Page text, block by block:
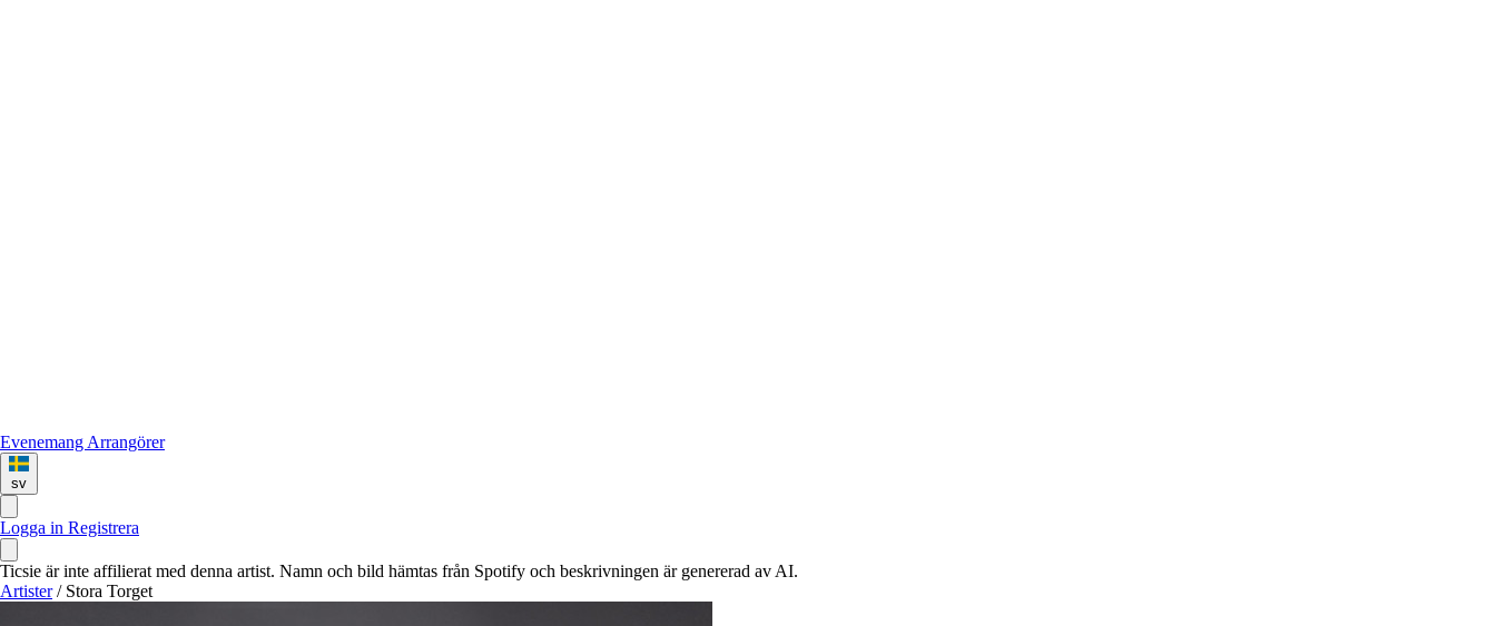
Evenemang Arrangörer
sv
Logga in Registrera
Ticsie är inte affilierat med denna artist. Namn och bild hämtas från Spotify och beskrivningen är genererad av AI.
Artister / Stora Torget